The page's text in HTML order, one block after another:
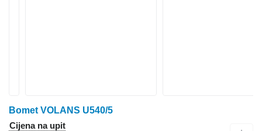
Bomet VOLANS U540/5
Cijena na upit